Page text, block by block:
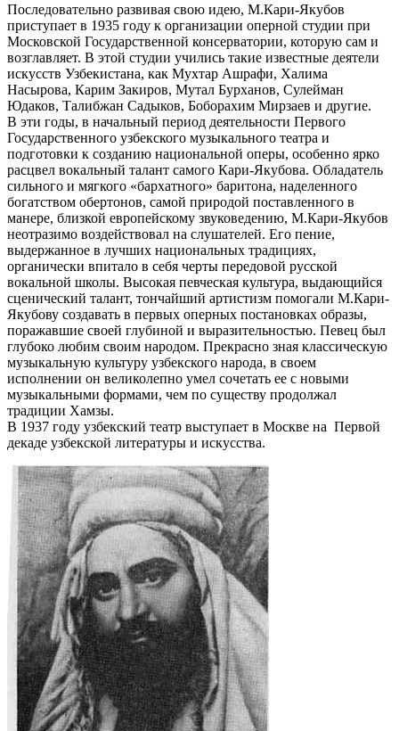
Последовательно развивая свою идею, М.Кари-Яку­бов
приступает в 1935 году к организации оперной студии при
Московской Государственной консерватории, кото­рую сам и
возглавляет. В этой студии учились такие из­вестные деятели
искусств Узбекистана, как Мухтар Ашрафи, Халима
Насырова, Карим Закиров, Мутал Бурханов, Сулейман
Юдаков, Талибжан Садыков, Боборахим Мирзаев и другие.
В эти годы, в начальный период деятельности Первого
Государственного узбекского музыкального театра и
подготовки к созданию национальной оперы, особенно ярко
расцвел вокальный талант самого Кари-Якубова. Обладатель
сильного и мягкого «бархатного» баритона, наделенного
богатством обертонов, самой природой поставленного в
манере, близкой европейскому звуковедению, М.Кари-Якубов
неотразимо воздействовал на слушателей. Его пение,
выдержанное в лучших национальных традициях,
органически впитало в себя черты передовой русской
вокальной школы. Высокая певческая культура, выдающийся
сценический талант, тончайший артистизм помогали М.Кари-
Якубову создавать в первых оперных постановках образы,
поражавшие своей глубиной и выразительностью. Певец был
глубоко любим своим народом. Прекрасно зная классическую
музыкальную культуру узбекского народа, в своем
исполнении он великолепно умел сочетать ее с новыми
музыкальными формами, чем по существу продолжал
традиции Хамзы.
В 1937 году узбекский театр выступает в Москве на Первой
декаде узбекской литературы и искусства.